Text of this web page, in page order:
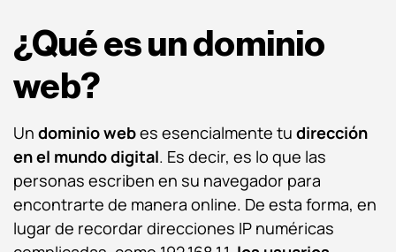
¿Qué es un dominio
web?
Un dominio webes esencialmente tu dirección
en el mundo digital. Es decir, es lo que las
personas escriben en su navegador para
encontrarte de manera online. De esta forma, en
lugar de recordar direcciones IP numéricas